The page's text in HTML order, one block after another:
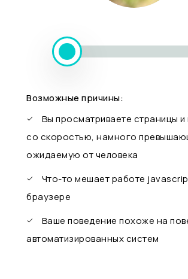
Возможные причины:
Вы просматриваете страницы и
со скоростью, намного
ожидаемую от человека
Что-то мешает работе
браузере
Ваше поведение похоже на
автоматизированных систем